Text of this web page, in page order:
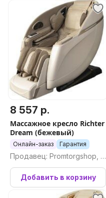
8 557 р.
Массажное кресло Richter
Dream (бежевый)
Онлайн-заказ Гарантия
Продавец: Promtorgshop, П
ромторгшоп
Добавить в корзину